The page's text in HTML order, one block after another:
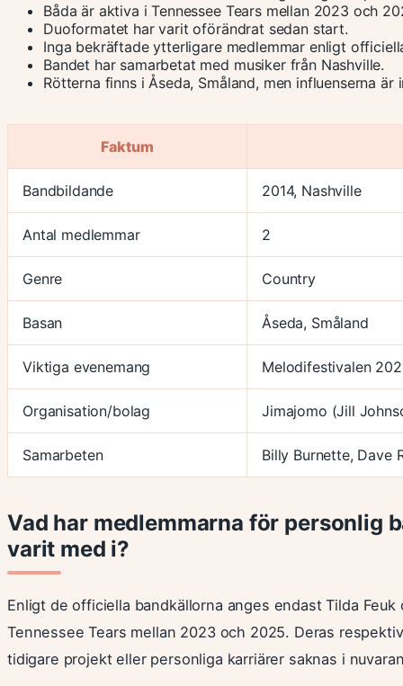
Båda är aktiva i Tennessee Tears mellan 2023 och
Duoformatet har varit oförändrat sedan start.
Inga bekräftade ytterligare medlemmar enligt
Bandet har samarbetat med musiker från Nashville.
Rötterna finns i Åseda, Småland, men influenserna är
Faktum
Bandbildande 2014, Nashville
Antal medlemmar 2
Genre Country
Basan Åseda, Småland
Viktiga evenemang Melodifestivalen
Organisation/bolag Jimajomo (Jill
Samarbeten Billy Burnette, Dave
Vad har medlemmarna för personlig
varit med i?
Enligt de officiella bandkällorna anges endast Tilda
Tennessee Tears mellan 2023 och 2025. Deras
tidigare projekt eller personliga karriärer saknas i